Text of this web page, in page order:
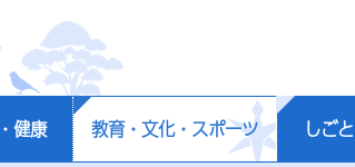
健康 教育・文化・スポーツ しご